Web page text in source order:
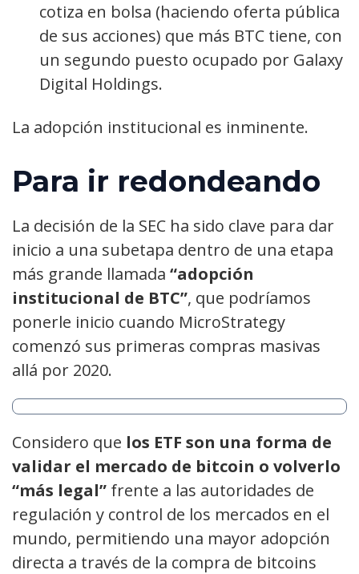
cotiza en bolsa (haciendo oferta pública
de sus acciones) que más BTC tiene, con
un segundo puesto ocupado por Galaxy
Digital Holdings.
La adopción institucional es inminente.
Para ir redondeando
La decisión de la SEC ha sido clave para dar
inicio a una subetapa dentro de una etapa
más grande llamada “adopción
institucional de BTC”, que podríamos
ponerle inicio cuando MicroStrategy
comenzó sus primeras compras masivas
allá por 2020.
Considero que los ETF son una forma de
validar el mercado de bitcoin o volverlo
“más legal” frente a las autoridades de
regulación y control de los mercados en el
mundo, permitiendo una mayor adopción
directa a través de la compra de bitcoins